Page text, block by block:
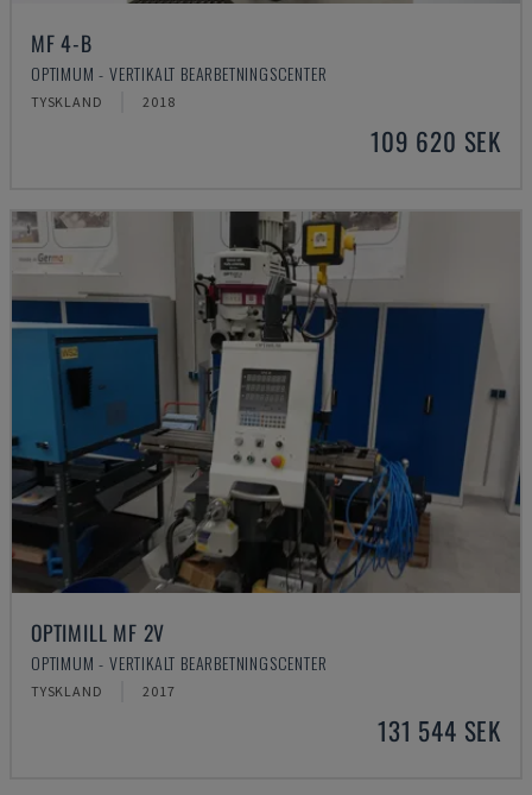
MF 4-B
OPTIMUM - VERTIKALT BEARBETNINGSCENTER
TYSKLAND 2018
109 620 SEK
OPTIMILL MF 2V
OPTIMUM - VERTIKALT BEARBETNINGSCENTER
TYSKLAND 2017
131 544 SEK